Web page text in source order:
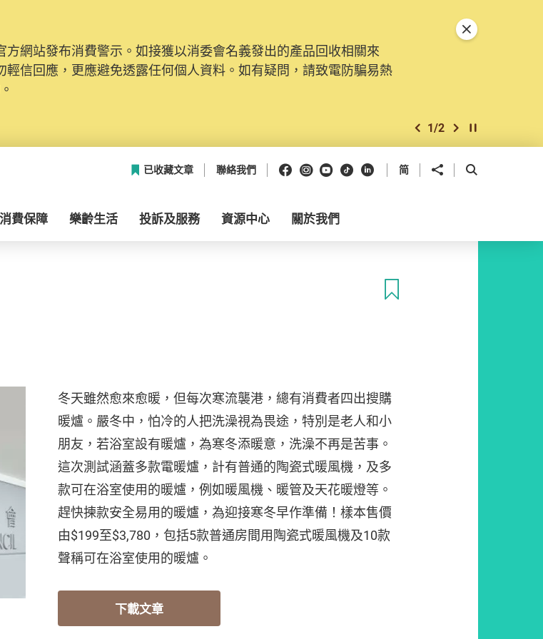
網站發布消費警示。如接獲以消委會名義發出的產品回收相關來
信回應，更應避免透露任何個人資料。如有疑問，請致電防騙易熱
上一個
1/2 下一個開始/暫停幻燈
關閉特別通告
已收藏文章 聯絡我們 Facebook
Instagram
Youtube
抖音領英 简 分享到 開啟搜尋框
消費保障 樂齡生活 投訴及服務 資源中心 關於我們
冬天雖然愈來愈暖，但每次寒流襲港，總有消費者四出搜購
暖爐。嚴冬中，怕冷的人把洗澡視為畏途，特別是老人和小
朋友，若浴室設有暖爐，為寒冬添暖意，洗澡不再是苦事。
這次測試涵蓋多款電暖爐，計有普通的陶瓷式暖風機，及多
款可在浴室使用的暖爐，例如暖風機、暖管及天花暖燈等。
趕快揀款安全易用的暖爐，為迎接寒冬早作準備！樣本售價
由$199至$3,780，包括5款普通房間用陶瓷式暖風機及10款
聲稱可在浴室使用的暖爐。
下載文章